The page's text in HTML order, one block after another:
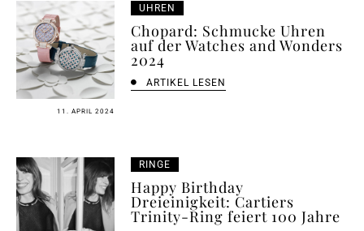
11. APRIL 2024
UHREN
Chopard: Schmucke Uhren
auf der Watches and Wonders
2024
ARTIKEL LESEN
RINGE
Happy Birthday
Dreieinigkeit: Cartiers
Trinity-Ring feiert 100 Jahre